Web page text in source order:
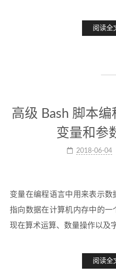
阅读全
高级 Bash 脚本编
变量和参
2018-06-04
变量在编程语言中用来表示数
指向数据在计算机内存中的一
现在算术运算、数量操作以及
阅读全